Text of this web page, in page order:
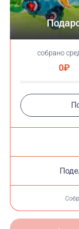
cобрано
0₽